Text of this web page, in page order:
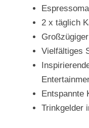
2 x täglich
Vielfältiges
Entspannte
Trinkgelder